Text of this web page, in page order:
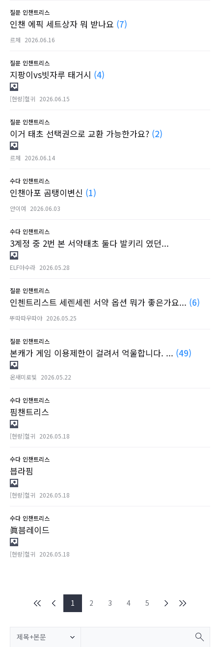
질문 인챈트리스
인챈 에픽 세트상자 뭐 받나요 (7)
르체 2026.06.16
질문 인챈트리스
지팡이vs빗자루 태거시 (4)
[현랑]혈귀 2026.06.15
질문 인챈트리스
이거 태초 선택권으로 교환 가능한가요? (2)
르체 2026.06.14
수다 인챈트리스
인챈아포 곰탱이변신 (1)
안이여 2026.06.03
수다 인챈트리스
3계정 중 2번 본 서약태초 둘다 발키리 였던...
ELF아수라 2026.05.28
질문 인챈트리스
인첸트리스트 세렌세렌 서약 옵션 뭐가 좋은가요... (6)
뚜따따우따야 2026.05.25
질문 인챈트리스
본캐가 게임 이용제한이 걸려서 억울합니다. ... (49)
온새미로빛 2026.05.22
수다 인챈트리스
핌챈트리스
[현랑]혈귀 2026.05.18
수다 인챈트리스
븝라핌
[현랑]혈귀 2026.05.18
수다 인챈트리스
眞븜레이드
[현랑]혈귀 2026.05.18
1 2 3 4 5
제목+본문